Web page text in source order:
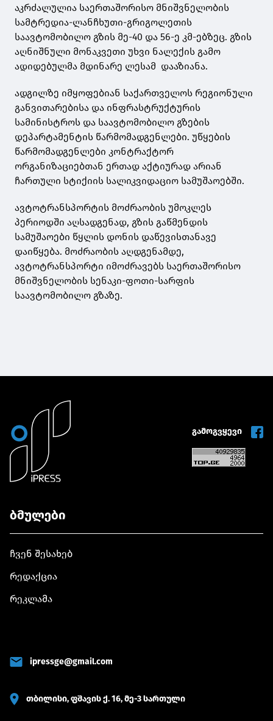
აკრძალულია საერთაშორისო მნიშვნელობის
სამტრედია-ლანჩხუთი-გრიგოლეთის
საავტომობილო გზის მე-40 და 56-ე კმ-ებზეც. გზის
აღნიშნული მონაკვეთი უხვი ნალექის გამო
ადიდებულმა მდინარე ლესამ დააზიანა.
ადგილზე იმყოფებიან საქართველოს რეგიონული
განვითარებისა და ინფრასტრუქტურის
სამინისტროს და საავტომობილო გზების
დეპარტამენტის წარმომადგენლები. უწყების
წარმომადგენლები კონტრაქტორ
ორგანიზაციებთან ერთად აქტიურად არიან
ჩართული სტიქიის სალიკვიდაციო სამუშაოებში.
ავტოტრანსპორტის მოძრაობის უმოკლეს
პერიოდში აღსადგენად, გზის გაწმენდის
სამუშაოები წყლის დონის დაწევისთანავე
დაიწყება. მოძრაობის აღდგენამდე,
ავტოტრანსპორტი იმოძრავებს საერთაშორისო
მნიშვნელობის სენაკი-ფოთი-სარფის
საავტომობილო გზაზე.
გამოგვყევი
ბმულები
ჩვენ შესახებ
რედაქცია
რეკლამა
ipressge@gmail.com
თბილისი, ფშავის ქ. 16, მე-3 სართული